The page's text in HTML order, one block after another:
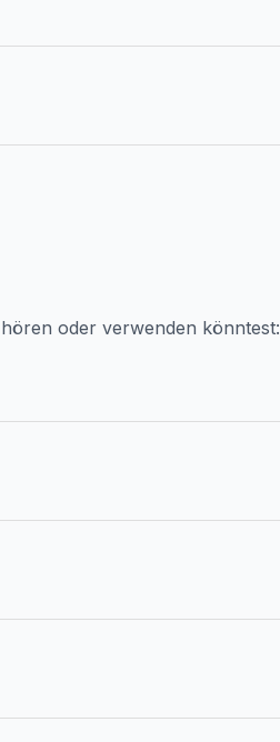
oder verwenden könntest: